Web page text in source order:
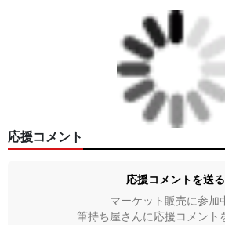
応援コメント
応援コメントを送る
マーケット販売に参加
筆持ち屋さんに応援コメント